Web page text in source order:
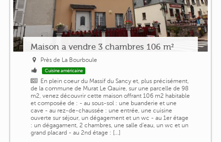
Maison a vendre 3 chambres 106 m²
Près de La Bourboule
Cuisine américaine
En plein coeur du Massif du Sancy et, plus précisément,
de la commune de Murat Le Qauire, sur une parcelle de 98
m2, venez découvrir cette maison offrant 106 m2 habitable
et composée de : - au sous-sol : une buanderie et une
cave - au rez-de-chaussée : une entrée, une cuisine
ouverte sur séjour, un dégagement et un wc - au 1er étage
: un dégagament, 2 chambres, une salle d'eau, un wc et un
grand placard - au 2nd étage : [...]